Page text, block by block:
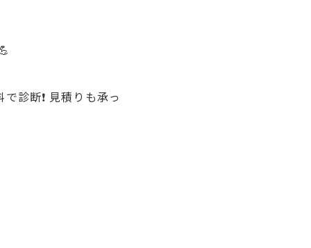
診断❗️ 見積りも承っ